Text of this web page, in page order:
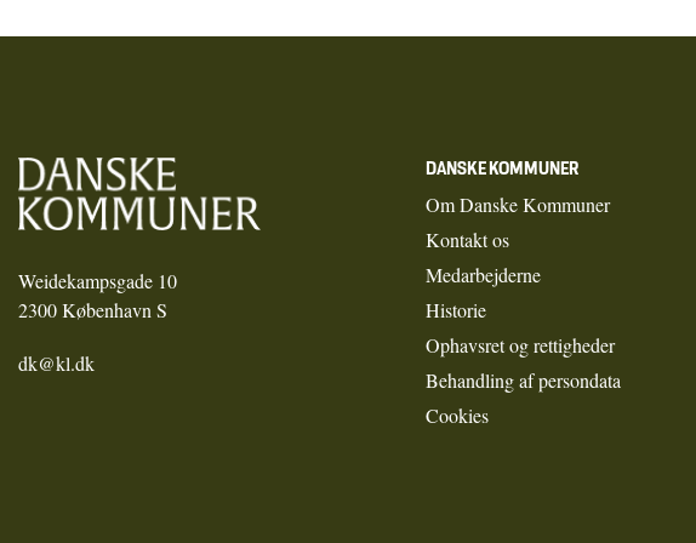
Weidekampsgade 10
2300 København S
dk@kl.dk
DANSKE KOMMUNER
Om Danske Kommuner
Kontakt os
Medarbejderne
Historie
Ophavsret og rettigheder
Behandling af persondata
Cookies